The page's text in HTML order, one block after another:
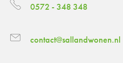
0572 - 348 348
contact@sallandwonen.nl